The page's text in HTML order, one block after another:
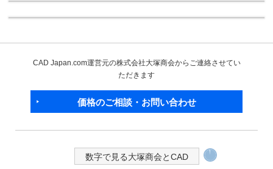
CAD Japan.com運営元の株式会社大塚商会からご連絡させてい
ただきます
価格のご相談・お問い合わせ
数字で見る大塚商会とCAD